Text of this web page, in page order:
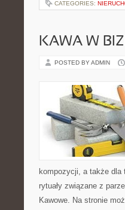
CATEGORIES:
KAWA W
POSTED BY ADMIN
kompozycji, a także
rytuały związane z
Kawowe. Na stronie